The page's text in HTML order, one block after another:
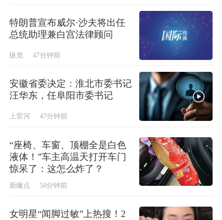
特朗普宣布威尔·沙夫将出任
总统助理兼白宫法律顾问
纵览 47分钟前
安徽省委决定：淮北市委书记
汪华东，任阜阳市委书记
上官河 47分钟前
“座椅、车窗、顶棚全是白色
液体！”车主高温天打开车门
惊呆了：这怎么炸了？
新瞰点 50分钟前
女明星“闻脚过敏”上热搜！2